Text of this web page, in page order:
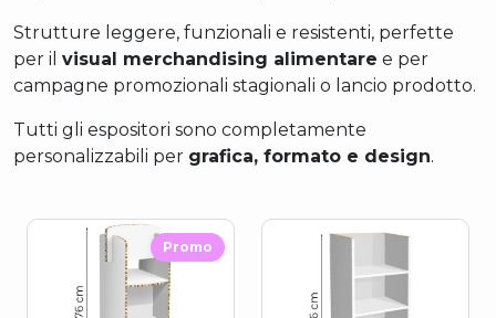
Strutture leggere, funzionali e resistenti, perfette
per il visual merchandising alimentare e per
campagne promozionali stagionali o lancio prodotto.
Tutti gli espositori sono completamente
personalizzabili per grafica, formato e design.
Promo